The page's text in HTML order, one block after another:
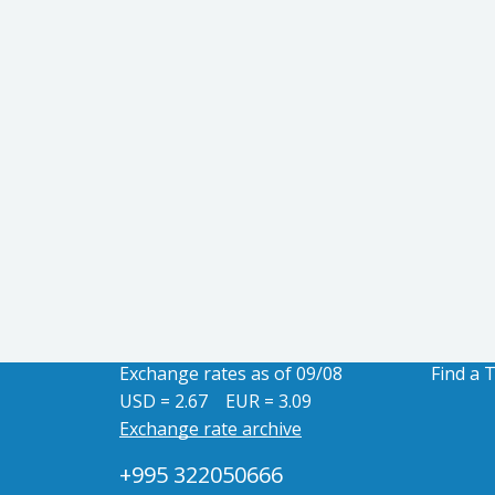
Exchange rates as of 09/08
USD = 2.67
EUR = 3.09
Exchange rate archive
+995 322050666
Find a